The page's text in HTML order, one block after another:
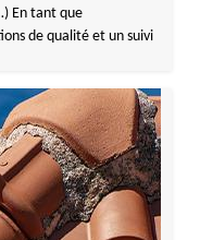
En tant que
de qualité et un suivi